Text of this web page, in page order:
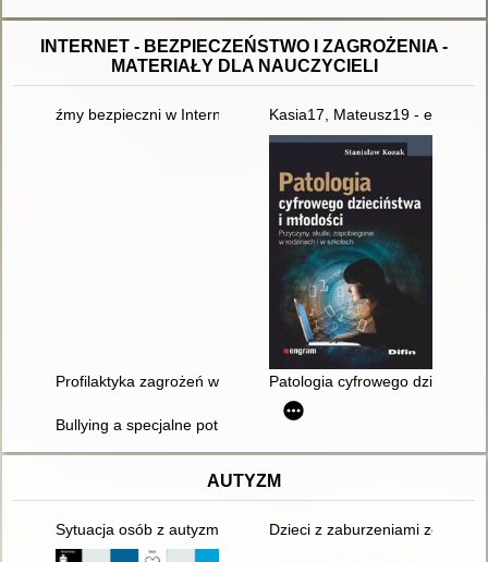
INTERNET - BEZPIECZEŃSTWO I ZAGROŻENIA -
MATERIAŁY DLA NAUCZYCIELI
źmy bezpieczni w Internecie" : zajęcia biblioteczne
Kasia17, Mateusz19 - e-
Profilaktyka zagrożeń w cyberprzestrzeni wśród najmłodszych
Patologia cyfrowego
Bullying a specjalne potrzeby edukacyjne : podręcznik
AUTYZM
Sytuacja osób z autyzmem i ich rodzin w Polsce
Dzieci z zaburzeniami ze